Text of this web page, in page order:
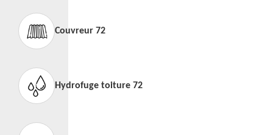
Couvreur 72
Hydrofuge toiture 72